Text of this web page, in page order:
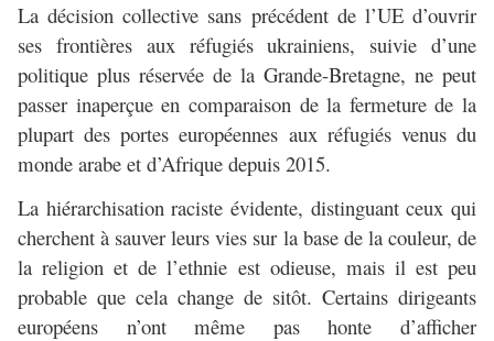
La décision collective sans précédent de l’UE d’ouvrir
ses frontières aux réfugiés ukrainiens, suivie d’une
politique plus réservée de la Grande-Bretagne, ne peut
passer inaperçue en comparaison de la fermeture de la
plupart des portes européennes aux réfugiés venus du
monde arabe et d’Afrique depuis 2015.
La hiérarchisation raciste évidente, distinguant ceux qui
cherchent à sauver leurs vies sur la base de la couleur, de
la religion et de l’ethnie est odieuse, mais il est peu
probable que cela change de sitôt. Certains dirigeants
européens n’ont même pas honte d’afficher